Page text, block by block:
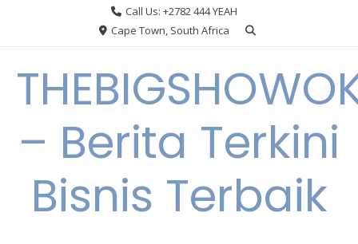
Call Us: +2782 444 YEAH
Cape Town, South Africa
– Berita Terkini
Bisnis Terbaik